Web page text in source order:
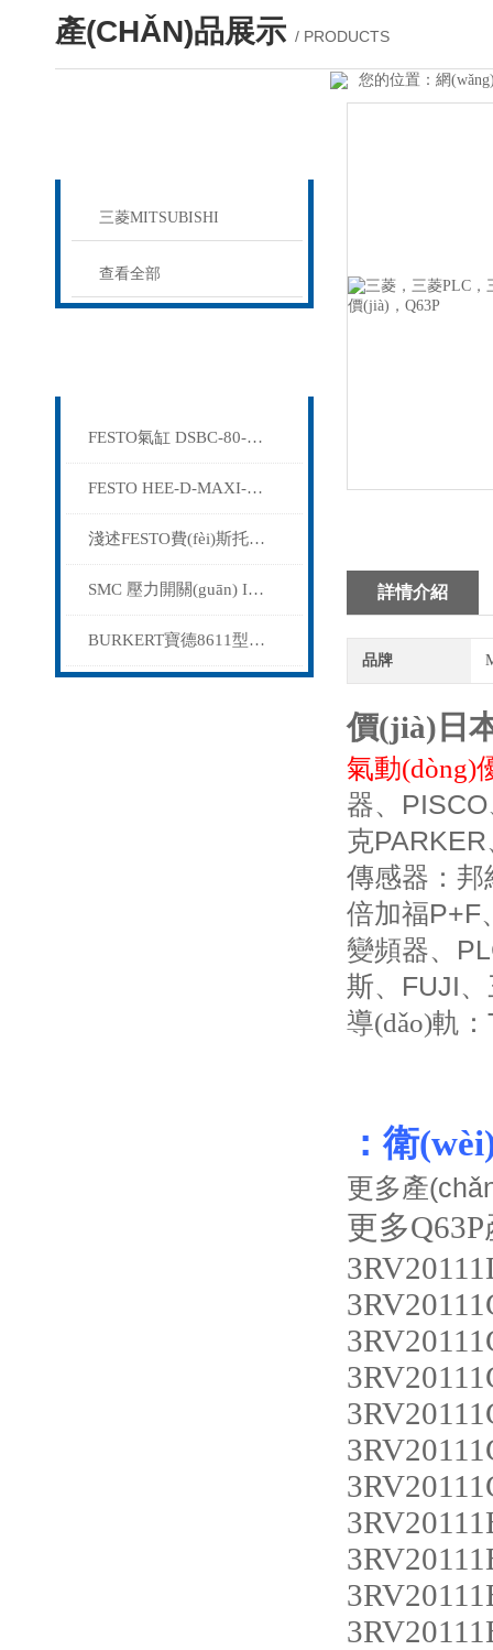
產(CHǍN)品展示 / PRODUCTS
您的位置： 網
三菱MITSUBISHI
查看全部
FESTO氣缸 DSBC-80-70-PPVA-N3 2126598
FESTO HEE-D-MAXI-24-A-SA 548535
淺述FESTO費(fèi)斯托磁性開關(guān)的接線方法
SMC 壓力開關(guān) ISE40A-C6-R-M-X501
BURKERT寶德8611型通用調(diào)節(jié)器
詳情介紹
品牌
價(jià)日
氣動(dòng)
器、 PISCO
克PARKER
傳感器：邦
倍加福P+F
變頻器、
斯、 FUJI
導(dǎo)軌：
：衛
更多產
更多